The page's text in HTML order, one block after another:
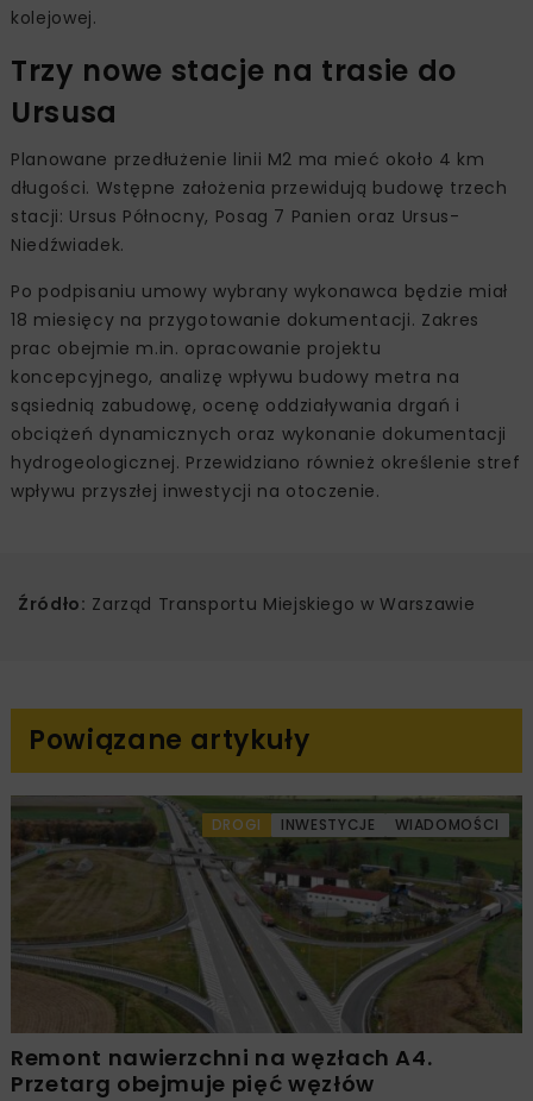
kolejowej.
Trzy nowe stacje na trasie do
Ursusa
Planowane przedłużenie linii M2 ma mieć około 4 km
długości. Wstępne założenia przewidują budowę trzech
stacji: Ursus Północny, Posag 7 Panien oraz Ursus-
Niedźwiadek.
Po podpisaniu umowy wybrany wykonawca będzie miał
18 miesięcy na przygotowanie dokumentacji. Zakres
prac obejmie m.in. opracowanie projektu
koncepcyjnego, analizę wpływu budowy metra na
sąsiednią zabudowę, ocenę oddziaływania drgań i
obciążeń dynamicznych oraz wykonanie dokumentacji
hydrogeologicznej. Przewidziano również określenie stref
wpływu przyszłej inwestycji na otoczenie.
Źródło: Zarząd Transportu Miejskiego w Warszawie
Powiązane artykuły
DROGI INWESTYCJE WIADOMOŚCI
Remont nawierzchni na węzłach A4.
Przetarg obejmuje pięć węzłów